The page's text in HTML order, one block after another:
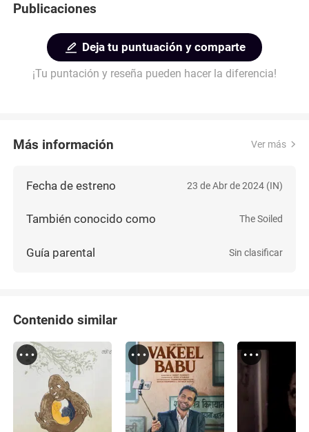
Publicaciones
Deja tu puntuación y comparte
¡Tu puntación y reseña pueden hacer la diferencia!
Más información Ver más
Fecha de estreno 23 de Abr de 2024 (IN)
También conocido como The Soiled
Guía parental Sin clasificar
Contenido similar